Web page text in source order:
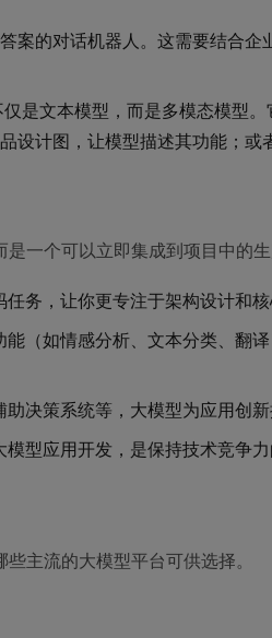
案的对话机器人。这需要结合
是文本模型，而是多模态模型
计图，让模型描述其功能；或
一个可以立即集成到项目中的生
务，让你更专注于架构设计和核
能（如情感分析、文本分类、翻
决策系统等，大模型为应用创新
型应用开发，是保持技术竞争力
主流的大模型平台可供选择。